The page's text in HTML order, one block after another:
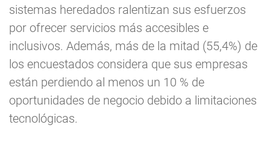
sistemas heredados ralentizan sus esfuerzos
por ofrecer servicios más accesibles e
inclusivos. Además, más de la mitad (55,4%) de
los encuestados considera que sus empresas
están perdiendo al menos un 10 % de
oportunidades de negocio debido a limitaciones
tecnológicas.